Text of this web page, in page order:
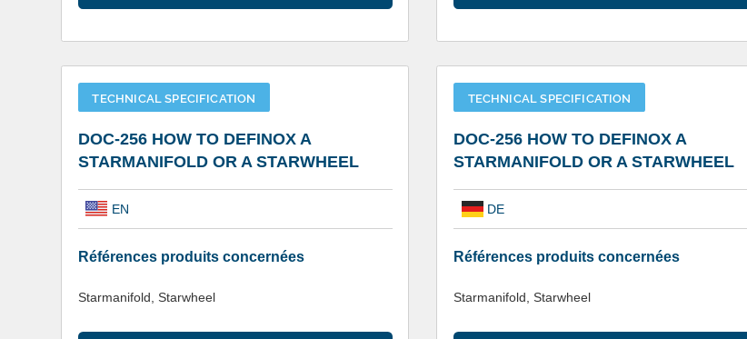
TECHNICAL SPECIFICATION
DOC-256 HOW TO DEFINOX A
STARMANIFOLD OR A STARWHEEL
EN
Références produits concernées
Starmanifold, Starwheel
TECHNICAL SPECIFICATION
DOC-256 HOW TO DEFINOX A
STARMANIFOLD OR A STARWHEEL
DE
Références produits concernées
Starmanifold, Starwheel